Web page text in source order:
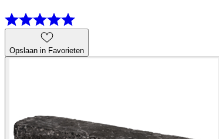
Opslaan in Favorieten